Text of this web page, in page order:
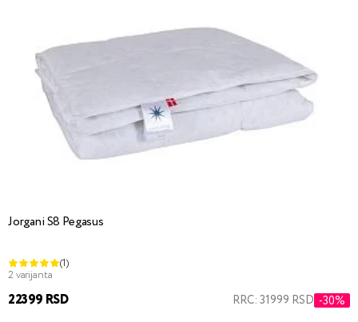
Jorgani S8 Pegasus
(1)
2 varijanta
22399 RSD RRC: 31999 RSD -30%